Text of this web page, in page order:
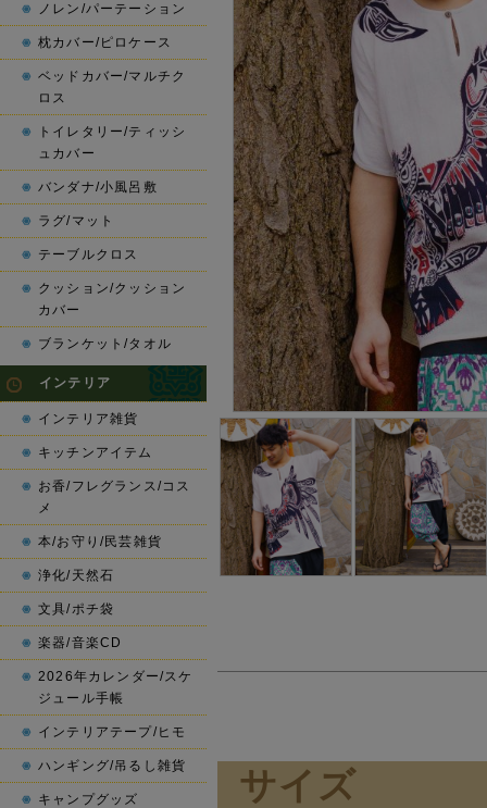
サイズ
ノレン/パーテーション
枕カバー/ピロケース
ベッドカバー/マルチク
ロス
トイレタリー/ティッシ
ュカバー
バンダナ/小風呂敷
ラグ/マット
テーブルクロス
クッション/クッション
カバー
ブランケット/タオル
インテリア
インテリア雑貨
キッチンアイテム
お香/フレグランス/コス
メ
本/お守り/民芸雑貨
浄化/天然石
文具/ポチ袋
楽器/音楽CD
2026年カレンダー/スケ
ジュール手帳
インテリアテープ/ヒモ
ハンギング/吊るし雑貨
キャンプグッズ